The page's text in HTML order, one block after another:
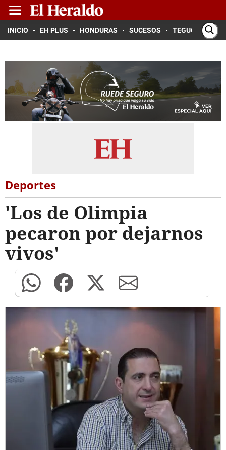
INICIO EH PLUS HONDURAS SUCESOS TEGUCIGALPA
Deportes
'Los de Olimpia
pecaron por dejarnos
vivos'